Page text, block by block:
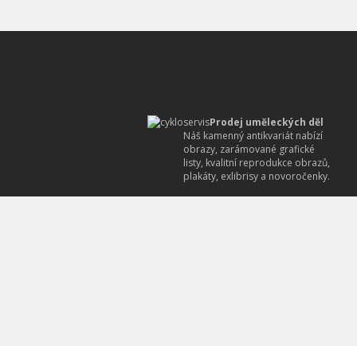
Prodej uměleckých děl
Náš kamenný antikvariát nabízí
obrazy, zarámované grafické
listy, kvalitní reprodukce obrazů,
plakáty, exlibrisy a novoročenky.